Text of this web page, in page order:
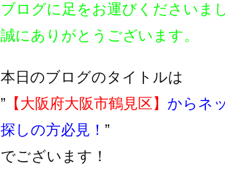
ブログに足をお運びくださいま
誠にありがとうございます。
本日のブログのタイトルは
” 【大阪府大阪市鶴見区】 からネ
探しの方必見！ ”
でございます！